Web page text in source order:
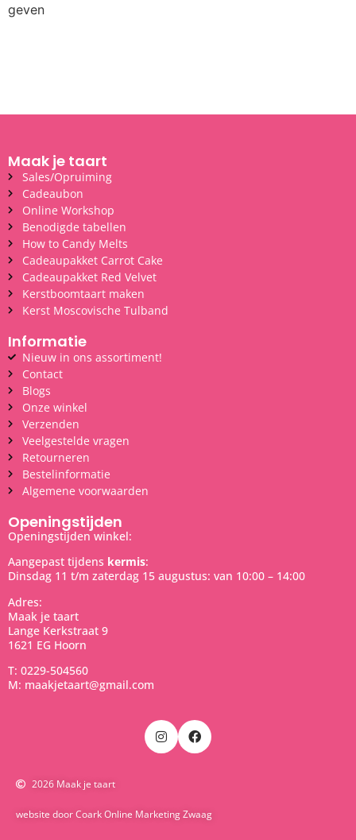
geven
Maak je taart
Sales/Opruiming
Cadeaubon
Online Workshop
Benodigde tabellen
How to Candy Melts
Cadeaupakket Carrot Cake
Cadeaupakket Red Velvet
Kerstboomtaart maken
Kerst Moscovische Tulband
Informatie
Nieuw in ons assortiment!
Contact
Blogs
Onze winkel
Verzenden
Veelgestelde vragen
Retourneren
Bestelinformatie
Algemene voorwaarden
Openingstijden
Openingstijden winkel:
Aangepast tijdens kermis:
Dinsdag 11 t/m zaterdag 15 augustus: van 10:00 – 14:00
Adres:
Maak je taart
Lange Kerkstraat 9
1621 EG Hoorn
T: 0229-504560
M: maakjetaart@gmail.com
2026 Maak je taart
website door Coark Online Marketing Zwaag